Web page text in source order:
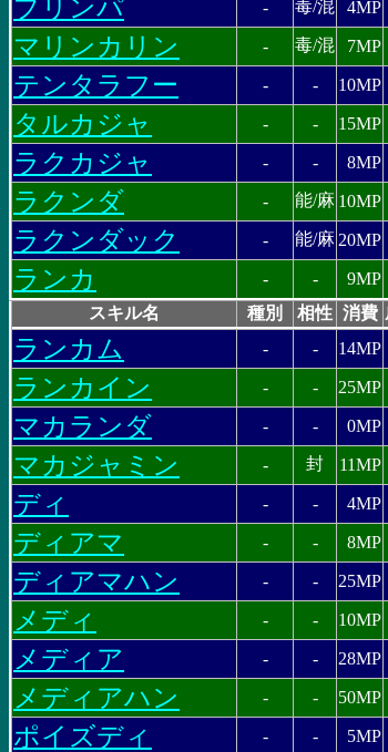
プリンパ - 毒/混 4MP
マリンカリン - 毒/混 7MP
テンタラフー - - 10MP
タルカジャ - - 15MP
ラクカジャ - - 8MP
ラクンダ - 能/麻 10MP
ラクンダック - 能/麻 20MP
ランカ - - 9MP
スキル名
種別 相性 消費
ランカム - - 14MP
ランカイン - - 25MP
マカランダ - - 0MP
マカジャミン - 封 11MP
ディ - - 4MP
ディアマ - - 8MP
ディアマハン - - 25MP
メディ - - 10MP
メディア - - 28MP
メディアハン - - 50MP
ポイズディ - - 5MP